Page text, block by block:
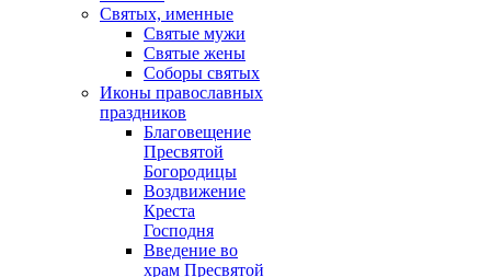
Святых, именные
Святые мужи
Святые жены
Соборы святых
Иконы православных
праздников
Благовещение
Пресвятой
Богородицы
Воздвижение
Креста
Господня
Введение во
храм Пресвятой